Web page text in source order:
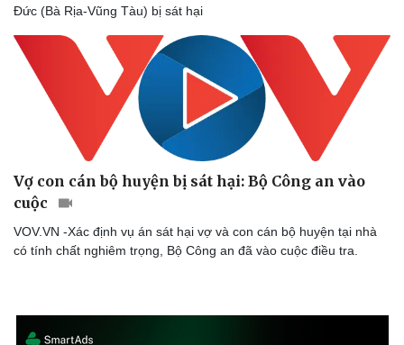
Đức (Bà Rịa-Vũng Tàu) bị sát hại
Vợ con cán bộ huyện bị sát hại: Bộ Công an vào
cuộc
VOV.VN -Xác định vụ án sát hại vợ và con cán bộ huyện tại nhà
có tính chất nghiêm trọng, Bộ Công an đã vào cuộc điều tra.